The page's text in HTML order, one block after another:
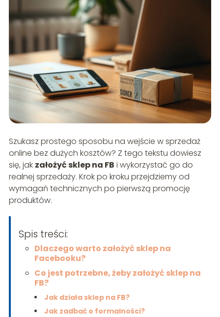
Szukasz prostego sposobu na wejście w sprzedaż
online bez dużych kosztów? Z tego tekstu dowiesz
się, jak założyć sklep na FB i wykorzystać go do
realnej sprzedaży. Krok po kroku przejdziemy od
wymagań technicznych po pierwszą promocję
produktów.
Spis treści:
Dlaczego warto założyć sklep na
Facebooku?
Co jest potrzebne, żeby założyć sklep na
FB?
Jak działa sklep na FB?
Jak zadbać o formalności?